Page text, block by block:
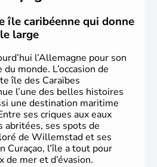
île caribéenne qui donne
large
l’Allemagne pour son
monde. L’occasion de
île des Caraïbes
l’une des belles histoires
une destination maritime
ses criques aux eaux
abritées, ses spots de
de Willemstad et ses
Curaçao, l’île a tout pour
de mer et d’évasion.